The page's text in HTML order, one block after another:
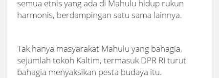
semua etnis yang ada di Mahulu hidup rukun
harmonis, berdampingan satu sama lainnya.
Tak hanya masyarakat Mahulu yang bahagia,
sejumlah tokoh Kaltim, termasuk DPR RI turut
bahagia menyaksikan pesta budaya itu.